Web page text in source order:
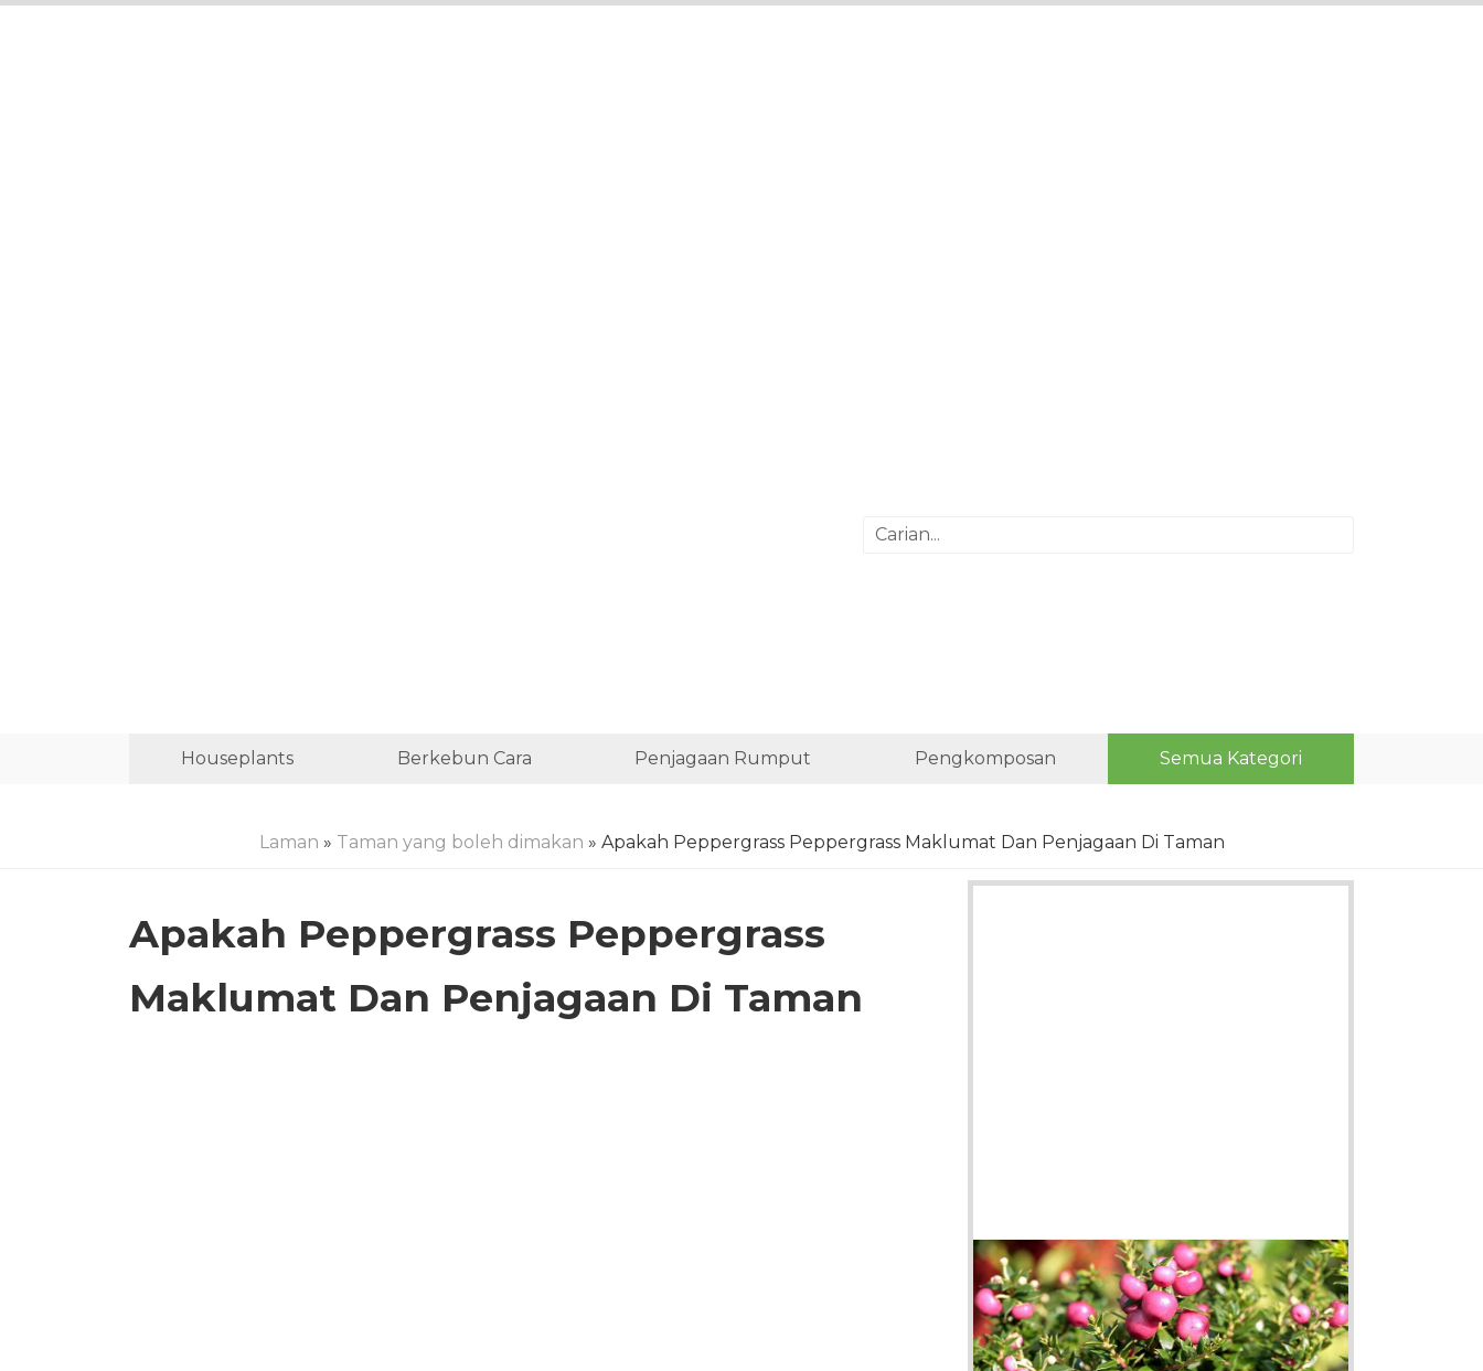
Houseplants Berkebun Cara Penjagaan Rumput Pengkomposan Semua Kategori
Laman » Taman yang boleh dimakan » Apakah Peppergrass Peppergrass Maklumat Dan Penjagaan Di Taman
Apakah Peppergrass Peppergrass
Maklumat Dan Penjagaan Di Taman